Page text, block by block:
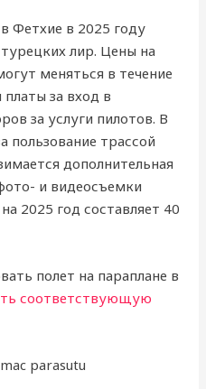
Фетхие в 2025 году
лир. Цены на
меняться в течение
платы за вход в
за услуги пилотов. В
пользование трассой
дополнительная
и видеосъемки
2025 год составляет 40
полет на параплане в
соответствующую